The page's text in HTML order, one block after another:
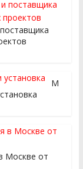
М
Москве от